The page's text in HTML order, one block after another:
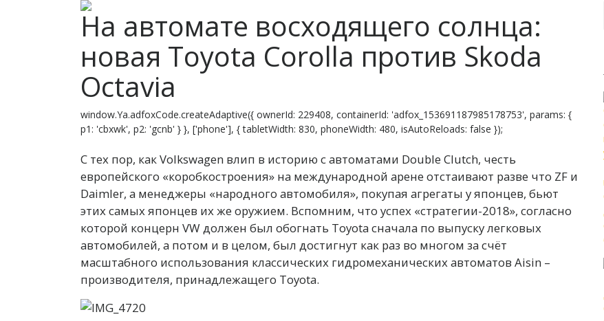
На автомате восходящего солнца:
новая Toyota Corolla против Skoda
Octavia
window.Ya.adfoxCode.createAdaptive({ ownerId: 229408, containerId: 'adfox_153691187985178753', params: {
p1: 'cbxwk', p2: 'gcnb' } }, ['phone'], { tabletWidth: 830, phoneWidth: 480, isAutoReloads: false });
С тех пор, как Volkswagen влип в историю с автоматами Double Clutch, честь
европейского «коробкостроения» на международной арене отстаивают разве что ZF и
Daimler, а менеджеры «народного автомобиля», покупая агрегаты у японцев, бьют
этих самых японцев их же оружием. Вспомним, что успех «стратегии-2018», согласно
которой концерн VW должен был обогнать Toyota сначала по выпуску легковых
автомобилей, а потом и в целом, был достигнут как раз во многом за счёт
масштабного использования классических гидромеханических автоматов Aisin –
производителя, принадлежащего Toyota.